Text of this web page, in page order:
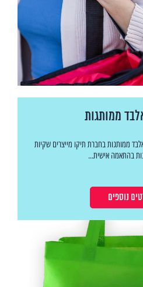
ממותגות
ממותגות בחברת תיקו מייצרים שקיות
בהתאמה אישית...
נוספים